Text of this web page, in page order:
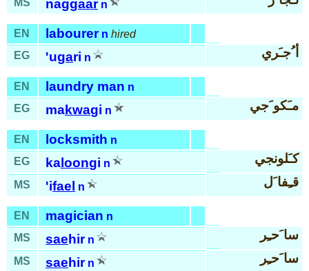
MS naggaar n
EN labourer n hired
EG
'ugari n أ ُجـَري
EN laundry man n
EG
makwagi n مـَكو َجي
EN locksmith n
EG
ka loongi n كـَلونجي
MS 'ifael n قـِفا َل
EN magician n
MS
saehir n سا َحـِر
MS saehir n سا َحـِر